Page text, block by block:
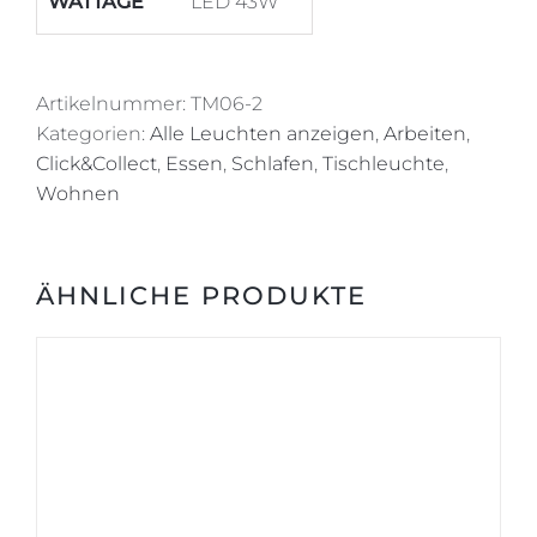
Artikelnummer: TM06-2
Kategorien: Alle Leuchten anzeigen, Arbeiten,
Click&Collect, Essen, Schlafen, Tischleuchte,
Wohnen
ÄHNLICHE PRODUKTE